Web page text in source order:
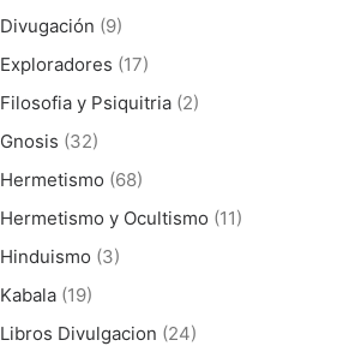
Divugación (9)
Exploradores (17)
Filosofia y Psiquitria (2)
Gnosis (32)
Hermetismo (68)
Hermetismo y Ocultismo (11)
Hinduismo (3)
Kabala (19)
Libros Divulgacion (24)